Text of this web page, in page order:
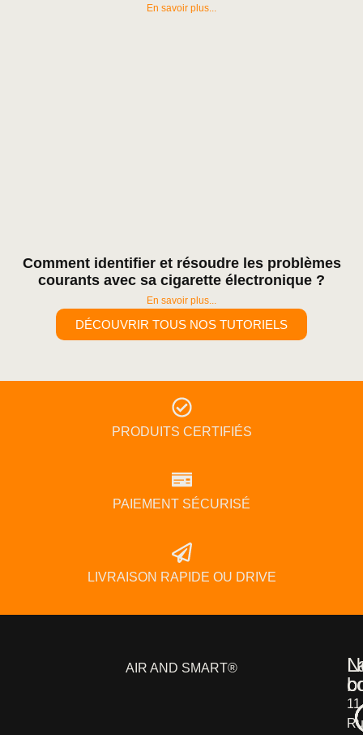
En savoir plus...
Comment identifier et résoudre les problèmes
courants avec sa cigarette électronique ?
En savoir plus...
DÉCOUVRIR TOUS NOS TUTORIELS
PRODUITS CERTIFIÉS
PAIEMENT SÉCURISÉ
LIVRAISON RAPIDE OU DRIVE
AIR AND SMART®
11